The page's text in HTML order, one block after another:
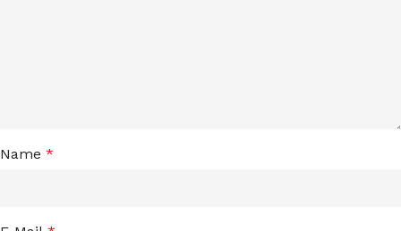
Name *